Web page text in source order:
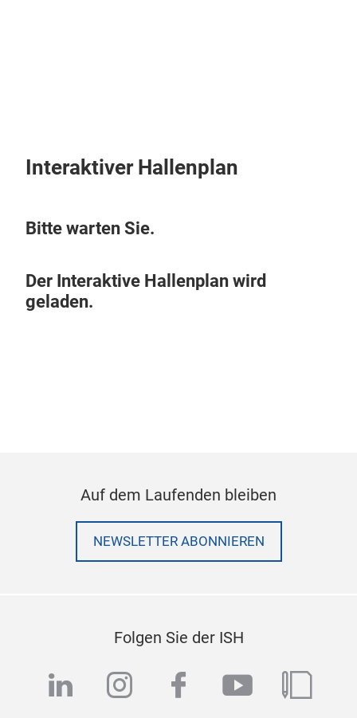
Interaktiver Hallenplan
Bitte warten Sie.
Der Interaktive Hallenplan wird
geladen.
Auf dem Laufenden bleiben
NEWSLETTER ABONNIEREN
Folgen Sie der ISH
linkedininstagram
facebook
youtube
blog